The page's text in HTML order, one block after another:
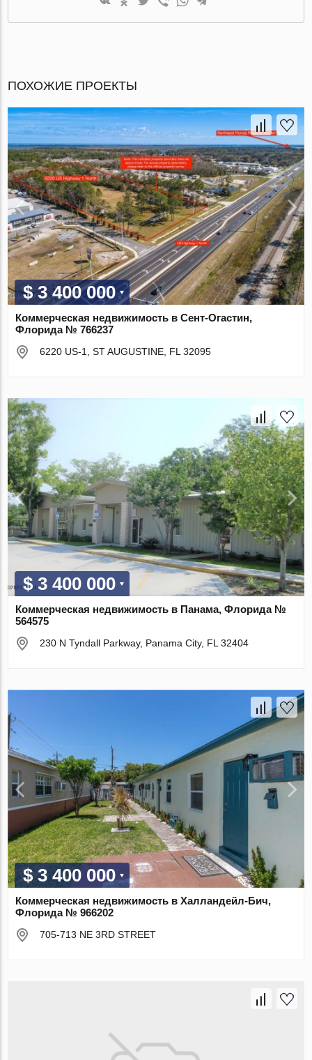
ПОХОЖИЕ ПРОЕКТЫ
$ 3 400 000
Коммерческая недвижимость в Сент-Огастин,
Флорида № 766237
6220 US-1, ST AUGUSTINE, FL 32095
$ 3 400 000
Коммерческая недвижимость в Панама, Флорида №
564575
230 N Tyndall Parkway, Panama City, FL 32404
$ 3 400 000
Коммерческая недвижимость в Халландейл-Бич,
Флорида № 966202
705-713 NE 3RD STREET